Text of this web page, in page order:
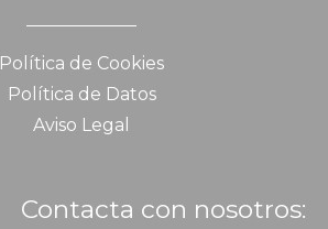
Política de Cookies
Política de Datos
Aviso Legal
Contacta con nosotros: